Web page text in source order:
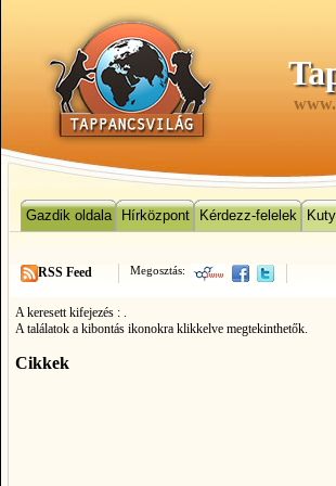
Gazdik oldala Hírközpont Kérdezz-felelek
Megosztás:
RSS Feed
A keresett kifejezés : .
A találatok a kibontás ikonokra klikkelve megtekinthetők.
Cikkek